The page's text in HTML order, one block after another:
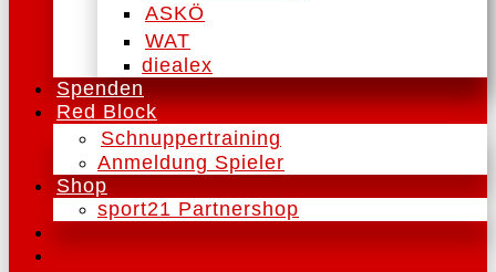
ASKÖ
WAT
diealex
Spenden
Red Block
Schnuppertraining
Anmeldung Spieler
Shop
sport21 Partnershop